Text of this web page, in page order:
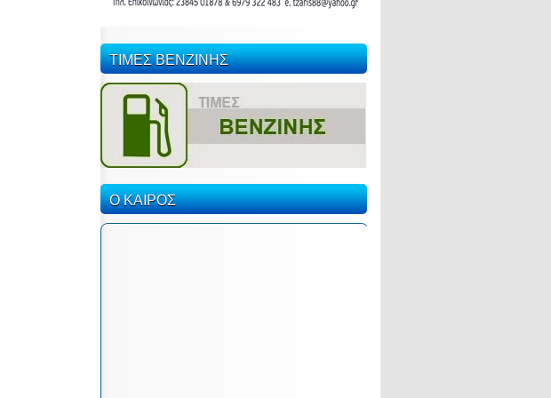
ΤΙΜΕΣ ΒΕΝΖΙΝΗΣ
Ο ΚΑΙΡΟΣ